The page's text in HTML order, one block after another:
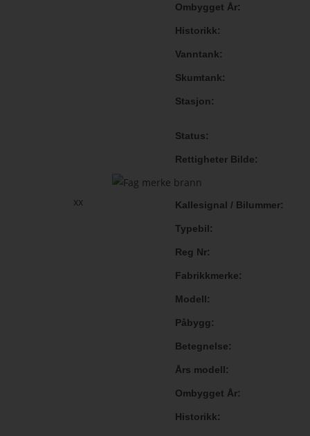
Ombygget År
Historikk
Vanntank
Skumtank
Stasjon
Status
Rettigheter Bilde
xx Kallesignal / Bilummer
Typebil
Reg Nr
Fabrikkmerke
Modell
Påbygg
Betegnelse
Års modell
Ombygget År
Historikk